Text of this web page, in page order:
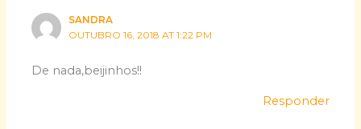
SANDRA
OUTUBRO 16, 2018 AT 1:22 PM
De nada,beijinhos!!
Responder